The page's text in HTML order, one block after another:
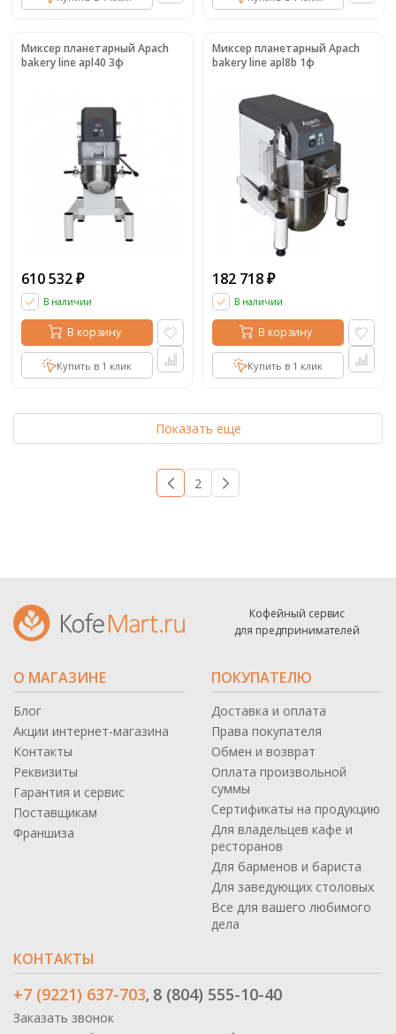
Миксер планетарный Apach
bakery line apl40 3ф
610 532 ₽
В наличии
В корзину
Купить в 1 клик
Миксер планетарный Apach
bakery line apl8b 1ф
182 718 ₽
В наличии
В корзину
Купить в 1 клик
Показать еще
1 2 →
Кофейный сервис
для предпринимателей
О МАГАЗИНЕ
Блог
Акции интернет-магазина
Контакты
Реквизиты
Гарантия и сервис
Поставщикам
Франшиза
ПОКУПАТЕЛЮ
Доставка и оплата
Права покупателя
Обмен и возврат
Оплата произвольной
суммы
Сертификаты на продукцию
Для владельцев кафе и
ресторанов
Для барменов и бариста
Для заведующих столовых
Все для вашего любимого
дела
КОНТАКТЫ
+7 (9221) 637-703, 8 (804) 555-10-40
Заказать звонок